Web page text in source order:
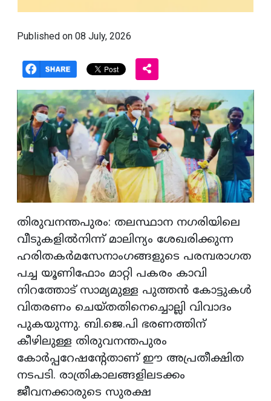
Published on 08 July, 2026
തിരുവനന്തപുരം: തലസ്ഥാന നഗരിയിലെ
വീടുകളിൽനിന്ന് മാലിന്യം ശേഖരിക്കുന്ന
ഹരിതകർമസേനാംഗങ്ങളുടെ പരമ്പരാഗത
പച്ച യൂണിഫോം മാറ്റി പകരം കാവി
നിറത്തോട് സാമ്യമുള്ള പുത്തൻ കോട്ടുകൾ
വിതരണം ചെയ്തതിനെച്ചൊല്ലി വിവാദം
പുകയുന്നു. ബി.ജെ.പി ഭരണത്തിന്
കീഴിലുള്ള തിരുവനന്തപുരം
കോർപ്പറേഷന്റേതാണ് ഈ അപ്രതീക്ഷിത
നടപടി. രാത്രികാലങ്ങളിലടക്കം
ജീവനക്കാരുടെ സുരക്ഷ